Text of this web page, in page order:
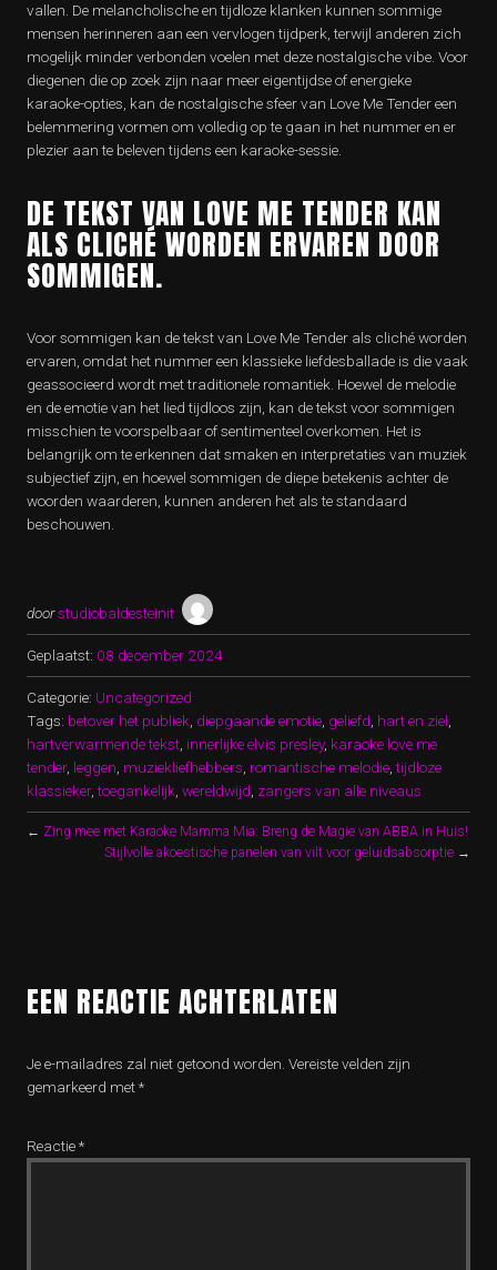
vallen. De melancholische en tijdloze klanken kunnen sommige
mensen herinneren aan een vervlogen tijdperk, terwijl anderen zich
mogelijk minder verbonden voelen met deze nostalgische vibe. Voor
diegenen die op zoek zijn naar meer eigentijdse of energieke
karaoke-opties, kan de nostalgische sfeer van Love Me Tender een
belemmering vormen om volledig op te gaan in het nummer en er
plezier aan te beleven tijdens een karaoke-sessie.
DE TEKST VAN LOVE ME TENDER KAN
ALS CLICHÉ WORDEN ERVAREN DOOR
SOMMIGEN.
Voor sommigen kan de tekst van Love Me Tender als cliché worden
ervaren, omdat het nummer een klassieke liefdesballade is die vaak
geassocieerd wordt met traditionele romantiek. Hoewel de melodie
en de emotie van het lied tijdloos zijn, kan de tekst voor sommigen
misschien te voorspelbaar of sentimenteel overkomen. Het is
belangrijk om te erkennen dat smaken en interpretaties van muziek
subjectief zijn, en hoewel sommigen de diepe betekenis achter de
woorden waarderen, kunnen anderen het als te standaard
beschouwen.
doorstudiobaldesteinit
Geplaatst: 08 december 2024
Categorie: Uncategorized
Tags: betover het publiek diepgaande emotie geliefd hart en ziel
hartverwarmende tekst innerlijke elvis presley, karaoke love me
tender, leggen muziekliefhebbers romantische melodie ,tijdloze
klassieker,toegankelijk wereldwijd zangers van alle niveaus
← Zing mee met Karaoke Mamma Mia: Breng de Magie van ABBA in Huis!
Stijlvolle akoestische panelen van vilt voor geluidsabsorptie →
EEN REACTIE ACHTERLATEN
Je e-mailadres zal niet getoond worden. Vereiste velden zijn
gemarkeerd met*
Reactie*